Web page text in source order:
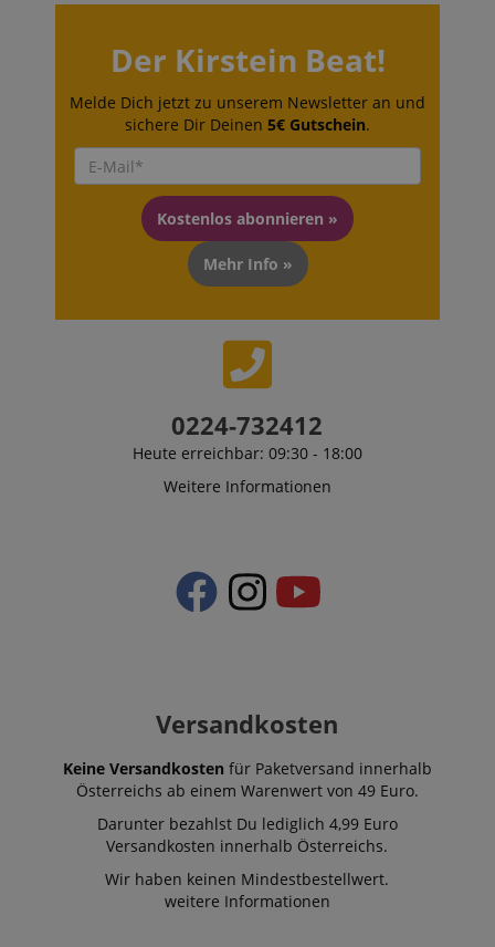
Der Kirstein Beat!
Melde Dich jetzt zu unserem Newsletter an und
sichere Dir Deinen 5€ Gutschein.
Kostenlos abonnieren »
Mehr Info »
0224-732412
Heute erreichbar: 09:30 - 18:00
Weitere Informationen
Versandkosten
Keine Versandkosten für Paketversand innerhalb
Österreichs ab einem Warenwert von 49 Euro.
Darunter bezahlst Du lediglich 4,99 Euro
Versandkosten innerhalb Österreichs.
Wir haben keinen Mindestbestellwert.
weitere Informationen
Minuten
assistant for
a given end
answers were
clicked, on
etc.).
Google-
Datenschutzerklärung